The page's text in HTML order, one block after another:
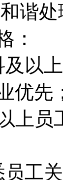
谐
：
及以
优先
上员
员工